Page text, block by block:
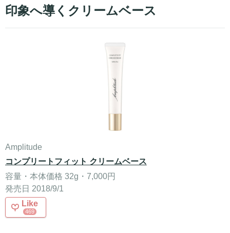
印象へ導くクリームベース
Amplitude
コンプリートフィット クリームベース
容量・本体価格 32g・7,000円
発売日 2018/9/1
Like
469